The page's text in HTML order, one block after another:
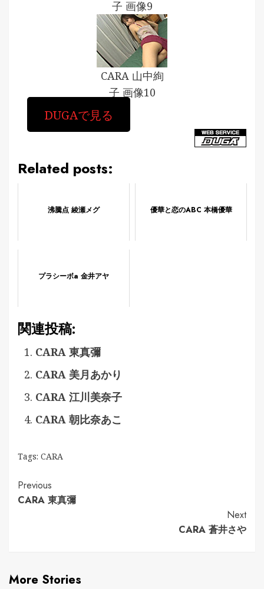
子 画像9
CARA 山中絢
子 画像10
DUGAで見る
Related posts:
沸騰点 綾瀬メグ 優華と恋のABC 本橋優華
プラシーボa 金井アヤ
関連投稿:
CARA 東真彌
CARA 美月あかり
CARA 江川美奈子
CARA 朝比奈あこ
Tags: CARA
Continue
Reading
Previous
CARA 東真彌
Next
CARA 蒼井さや
More Stories